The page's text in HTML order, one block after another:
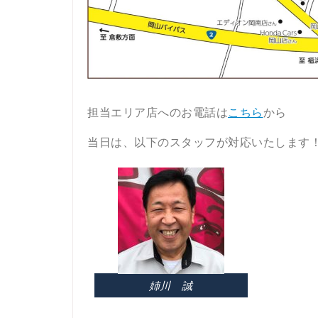
担当エリア店へのお電話はこちらから
当日は、以下のスタッフが対応いたします
姉川 誠